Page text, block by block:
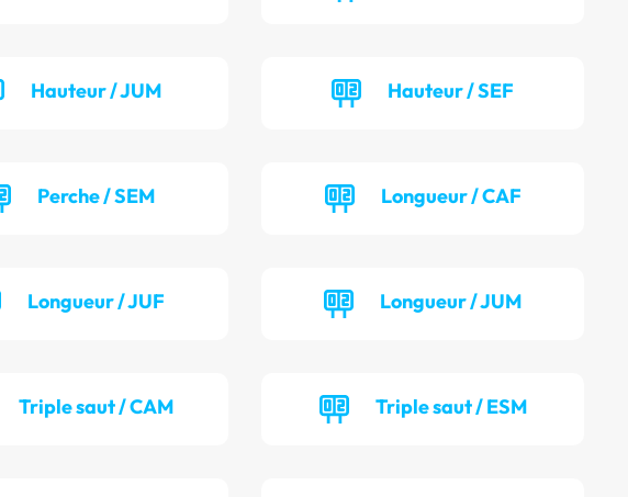
Hauteur / JUM Hauteur / SEF
Perche / SEM Longueur / CAF
Longueur / JUF Longueur / JUM
Triple saut / CAM Triple saut / ESM